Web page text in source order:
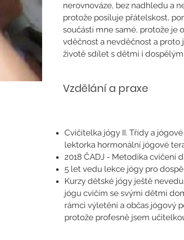
nerovnováze, bez nadhledu a
protože posiluje přátelskost,
součástí mne samé, protože je
vděčnost a nevděčnost a proto
životě sdílet s dětmi i
Vzdělání a praxe
Cvičitelka jógy II. Třídy a
lektorka hormonální jógové
2018 ČADJ - Metodika cvičení
5 let vedu lekce jógy pro
Kurzy dětské jógy ještě
jógu cvičím se svými dětmi
rámci výletění a občas jógový
protože profesně jsem